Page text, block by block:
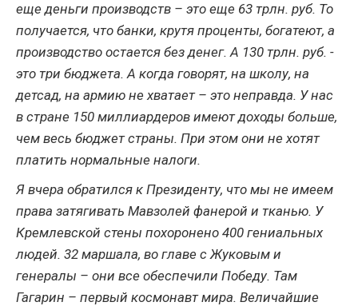
еще деньги производств – это еще 63 трлн. руб. То
получается, что банки, крутя проценты, богатеют, а
производство остается без денег. А 130 трлн. руб. -
это три бюджета. А когда говорят, на школу, на
детсад, на армию не хватает – это неправда. У нас
в стране 150 миллиардеров имеют доходы больше,
чем весь бюджет страны. При этом они не хотят
платить нормальные налоги.
Я вчера обратился к Президенту, что мы не имеем
права затягивать Мавзолей фанерой и тканью. У
Кремлевской стены похоронено 400 гениальных
людей. 32 маршала, во главе с Жуковым и
генералы – они все обеспечили Победу. Там
Гагарин – первый космонавт мира. Величайшие